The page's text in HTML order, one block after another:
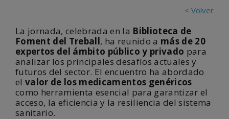
< Volver
La jornada, celebrada en la Biblioteca de
Foment del Treball, ha reunido a más de 20
expertos del ámbito público y privado para
analizar los principales desafíos actuales y
futuros del sector. El encuentro ha abordado
el valor de los medicamentos genéricos
como herramienta esencial para garantizar el
acceso, la eficiencia y la resiliencia del sistema
sanitario.